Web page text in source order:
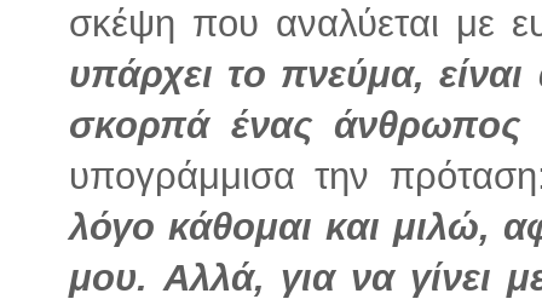
σκέψη που αναλύεται με
υπάρχει το πνεύμα,
σκορπά ένας άνθρωπος
υπογράμμισα την
λόγο κάθομαι και μιλώ,
μου. Αλλά, για να γίνει